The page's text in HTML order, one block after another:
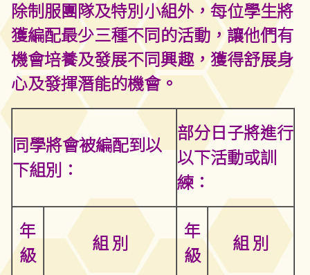
除制服團隊及特別小組外，每位學生將
獲編配最少三種不同的活動，讓他們有
機會培養及發展不同興趣，獲得舒展身
心及發揮潛能的機會。
同學將會被編配到以
下組別：
部分日子將進行
以下活動或訓
練：
年
級
組 別
年
級
組 別